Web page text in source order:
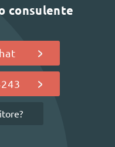
consulente